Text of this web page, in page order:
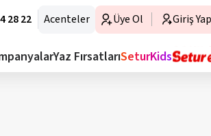
28 22 Acenteler Üye Ol Giriş Yap
Yaz FırsatlarıSeturKids